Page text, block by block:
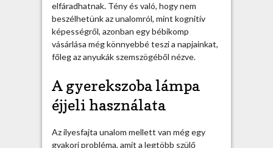
t
l
b
elfáradhatnak. Tény és való, hogy nem
beszélhetünk az unalomról, mint kognitív
képességről, azonban egy bébikomp
vásárlása még könnyebbé teszi a napjainkat,
főleg az anyukák szemszögéből nézve.
A gyerekszoba lámpa
éjjeli használata
Az ilyesfajta unalom mellett van még egy
gyakori probléma, amit a legtöbb szülő